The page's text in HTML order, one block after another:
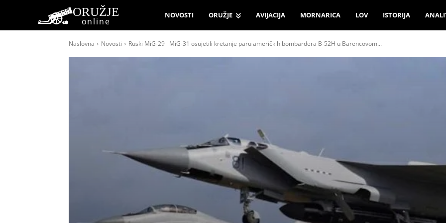
ORUŽJE
online
NOVOSTI ORUŽJE AVIJACIJA MORNARICA LOV ISTORIJA
Naslovna Novosti Ruski MiG-29 i MiG-31 osujetili kretanje paru američkih bombardera B-52H u Barencovom...